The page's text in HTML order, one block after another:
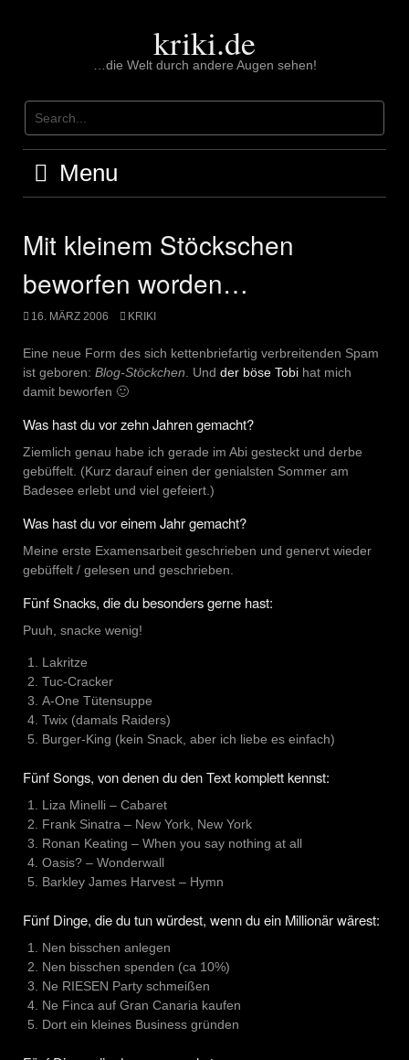
kriki.de
…die Welt durch andere Augen sehen!
Menu
Mit kleinem Stöckschen
beworfen worden…
16. MÄRZ 2006 KRIKI
Eine neue Form des sich kettenbriefartig verbreitenden Spam
ist geboren: Blog-Stöckchen. Und der böse Tobi hat mich
damit beworfen 🙂
Was hast du vor zehn Jahren gemacht?
Ziemlich genau habe ich gerade im Abi gesteckt und derbe
gebüffelt. (Kurz darauf einen der genialsten Sommer am
Badesee erlebt und viel gefeiert.)
Was hast du vor einem Jahr gemacht?
Meine erste Examensarbeit geschrieben und genervt wieder
gebüffelt / gelesen und geschrieben.
Fünf Snacks, die du besonders gerne hast:
Puuh, snacke wenig!
Lakritze
Tuc-Cracker
A-One Tütensuppe
Twix (damals Raiders)
Burger-King (kein Snack, aber ich liebe es einfach)
Fünf Songs, von denen du den Text komplett kennst:
Liza Minelli – Cabaret
Frank Sinatra – New York, New York
Ronan Keating – When you say nothing at all
Oasis? – Wonderwall
Barkley James Harvest – Hymn
Fünf Dinge, die du tun würdest, wenn du ein Millionär wärest:
Nen bisschen anlegen
Nen bisschen spenden (ca 10%)
Ne RIESEN Party schmeißen
Ne Finca auf Gran Canaria kaufen
Dort ein kleines Business gründen